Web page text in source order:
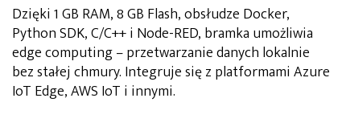
Dzięki 1 GB RAM, 8 GB Flash, obsłudze Docker,
Python SDK, C/C++ i Node-RED, bramka umożliwia
edge computing – przetwarzanie danych lokalnie
bez stałej chmury. Integruje się z platformami Azure
IoT Edge, AWS IoT i innymi.